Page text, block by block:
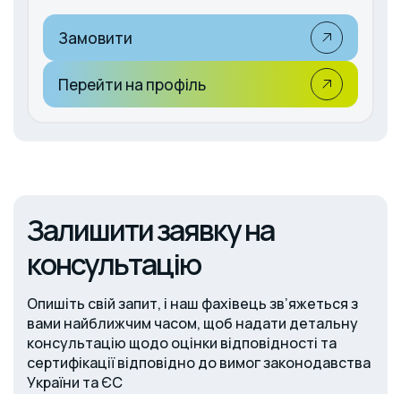
Замовити
Перейти на профіль
Залишити заявку на
консультацію
Опишіть свій запит, і наш фахівець зв’яжеться з
вами найближчим часом, щоб надати детальну
консультацію щодо оцінки відповідності та
сертифікації відповідно до вимог законодавства
України та ЄС